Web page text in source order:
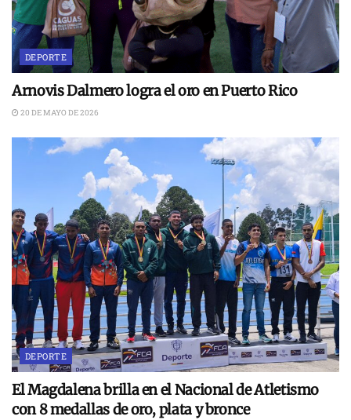
DEPORTE
Arnovis Dalmero logra el oro en Puerto Rico
20 DE MAYO DE 2026
DEPORTE
El Magdalena brilla en el Nacional de Atletismo
con 8 medallas de oro, plata y bronce